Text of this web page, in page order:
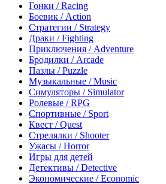
Гонки / Racing
Боевик / Action
Стратегии / Strategy
Драки / Fighting
Приключения / Adventure
Бродилки / Arcade
Пазлы / Puzzle
Музыкальные / Music
Симуляторы / Simulator
Ролевые / RPG
Спортивные / Sport
Квест / Quest
Стрелялки / Shooter
Ужасы / Horror
Игры для детей
Детективы / Detective
Экономические / Economic